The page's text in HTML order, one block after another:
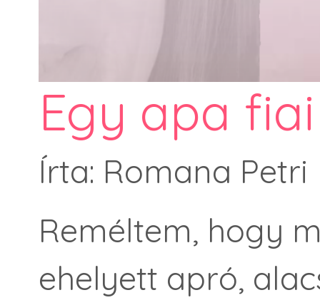
Egy apa
Írta: Romana Petri
Reméltem, hogy
ehelyett apró,